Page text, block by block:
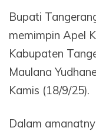
Bupati
memimpin Apel
Kabupaten
Maulana
Kamis (18/9/25).
Dalam